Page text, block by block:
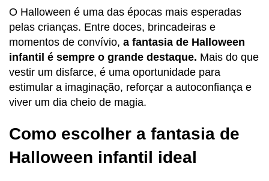
O Halloween é uma das épocas mais esperadas
pelas crianças. Entre doces, brincadeiras e
momentos de convívio, a fantasia de Halloween
infantil é sempre o grande destaque. Mais do que
vestir um disfarce, é uma oportunidade para
estimular a imaginação, reforçar a autoconfiança e
viver um dia cheio de magia.
Como escolher a fantasia de
Halloween infantil ideal